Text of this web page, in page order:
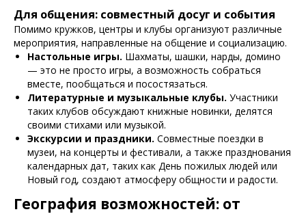
Для общения: совместный досуг и события
Помимо кружков, центры и клубы организуют различные
мероприятия, направленные на общение и социализацию.
Настольные игры. Шахматы, шашки, нарды, домино
— это не просто игры, а возможность собраться
вместе, пообщаться и посостязаться.
Литературные и музыкальные клубы. Участники
таких клубов обсуждают книжные новинки, делятся
своими стихами или музыкой.
Экскурсии и праздники. Совместные поездки в
музеи, на концерты и фестивали, а также празднования
календарных дат, таких как День пожилых людей или
Новый год, создают атмосферу общности и радости.
География возможностей: от